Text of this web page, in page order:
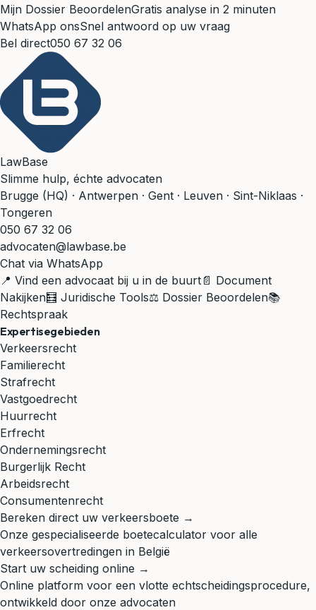
Mijn Dossier BeoordelenGratis analyse in 2 minuten
WhatsApp onsSnel antwoord op uw vraag
Bel direct050 67 32 06
LawBase
Slimme hulp, échte advocaten
Brugge (HQ) · Antwerpen · Gent · Leuven · Sint-Niklaas ·
Tongeren
050 67 32 06
advocaten@lawbase.be
Chat via WhatsApp
📍 Vind een advocaat bij u in de buurt 📄 Document
Nakijken🧮 Juridische Tools⚖️ Dossier Beoordelen📚
Rechtspraak
Expertisegebieden
Verkeersrecht
Familierecht
Strafrecht
Vastgoedrecht
Huurrecht
Erfrecht
Ondernemingsrecht
Burgerlijk Recht
Arbeidsrecht
Consumentenrecht
Bereken direct uw verkeersboete →
Onze gespecialiseerde boetecalculator voor alle
verkeersovertredingen in België
Start uw scheiding online →
Online platform voor een vlotte echtscheidingsprocedure,
ontwikkeld door onze advocaten